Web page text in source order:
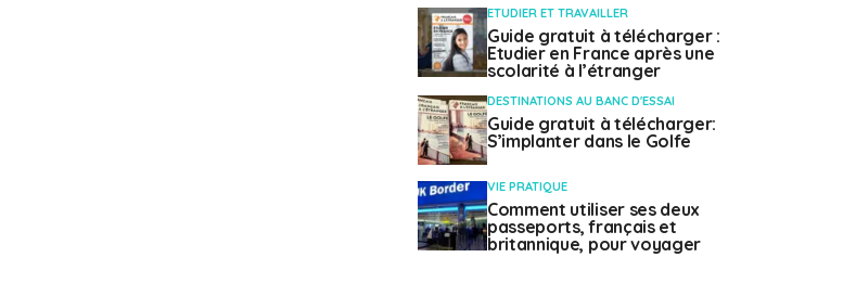
ETUDIER ET TRAVAILLER
Guide gratuit à télécharger :
Etudier en France après une
scolarité à l’étranger
DESTINATIONS AU BANC D'ESSAI
Guide gratuit à télécharger:
S’implanter dans le Golfe
VIE PRATIQUE
Comment utiliser ses deux
passeports, français et
britannique, pour voyager